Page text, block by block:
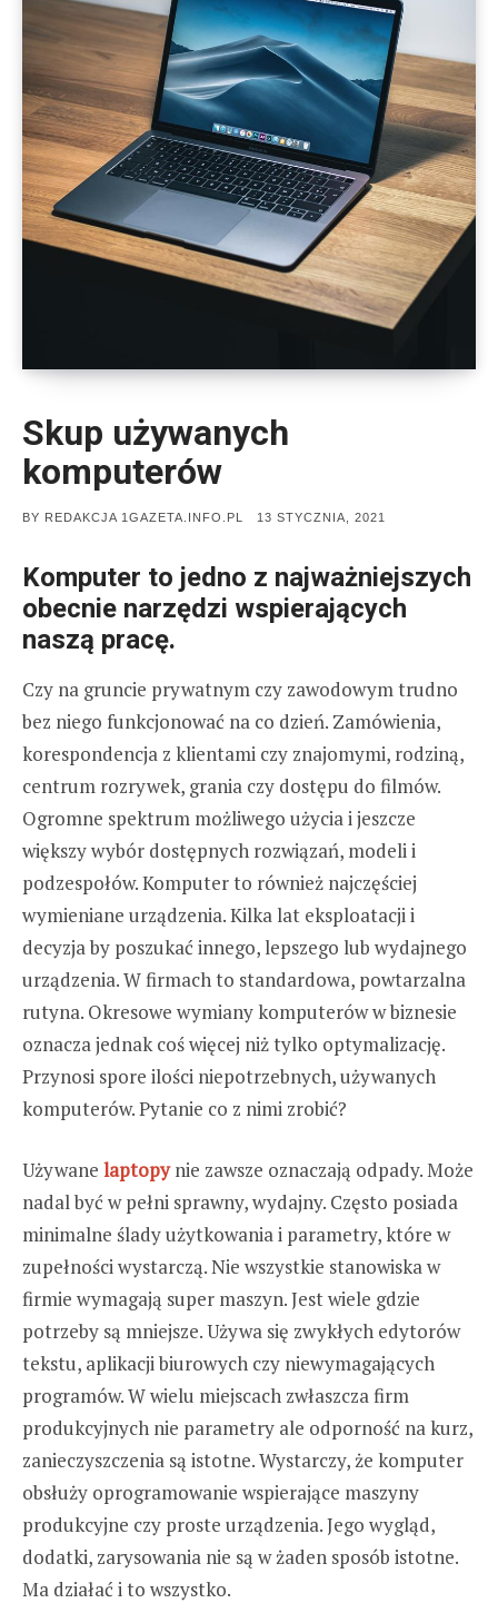
Skup używanych
komputerów
BY REDAKCJA 1GAZETA.INFO.PL
POSTED
13 STYCZNIA, 2021
Komputer to jedno z najważniejszych
obecnie narzędzi wspierających
naszą pracę.
Czy na gruncie prywatnym czy zawodowym trudno
bez niego funkcjonować na co dzień. Zamówienia,
korespondencja z klientami czy znajomymi, rodziną,
centrum rozrywek, grania czy dostępu do filmów.
Ogromne spektrum możliwego użycia i jeszcze
większy wybór dostępnych rozwiązań, modeli i
podzespołów. Komputer to również najczęściej
wymieniane urządzenia. Kilka lat eksploatacji i
decyzja by poszukać innego, lepszego lub wydajnego
urządzenia. W firmach to standardowa, powtarzalna
rutyna. Okresowe wymiany komputerów w biznesie
oznacza jednak coś więcej niż tylko optymalizację.
Przynosi spore ilości niepotrzebnych, używanych
komputerów. Pytanie co z nimi zrobić?
Używane laptopynie zawsze oznaczają odpady. Może
nadal być w pełni sprawny, wydajny. Często posiada
minimalne ślady użytkowania i parametry, które w
zupełności wystarczą. Nie wszystkie stanowiska w
firmie wymagają super maszyn. Jest wiele gdzie
potrzeby są mniejsze. Używa się zwykłych edytorów
tekstu, aplikacji biurowych czy niewymagających
programów. W wielu miejscach zwłaszcza firm
produkcyjnych nie parametry ale odporność na kurz,
zanieczyszczenia są istotne. Wystarczy, że komputer
obsłuży oprogramowanie wspierające maszyny
produkcyjne czy proste urządzenia. Jego wygląd,
dodatki, zarysowania nie są w żaden sposób istotne.
Ma działać i to wszystko.